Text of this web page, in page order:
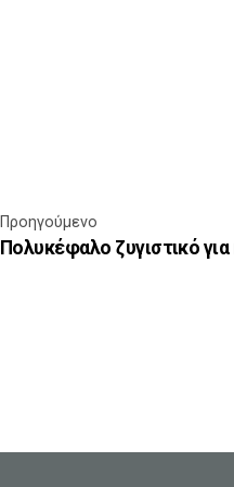
Προηγούμενο
Πολυκέφαλο ζυγιστικό